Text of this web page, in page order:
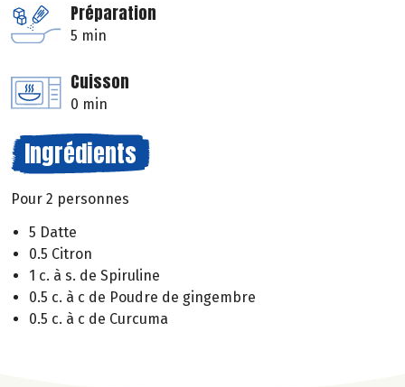
Préparation
5 min
Cuisson
0 min
Ingrédients
Pour 2 personnes
5 Datte
0.5 Citron
1 c. à s. de Spiruline
0.5 c. à c de Poudre de gingembre
0.5 c. à c de Curcuma